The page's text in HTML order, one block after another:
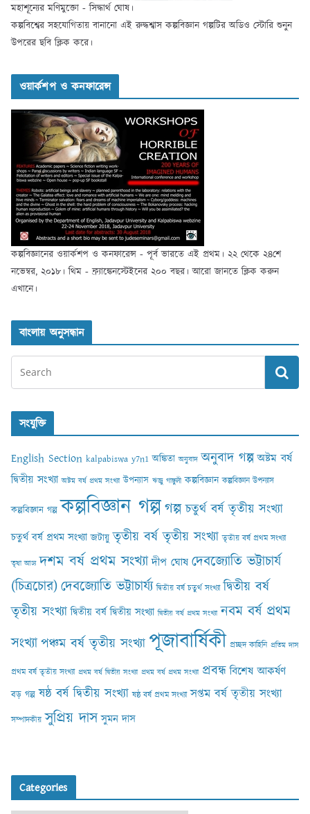
মহাশূন্যের মণিমুক্তো - সিদ্ধার্থ ঘোষ।
কল্পবিশ্বের সহযোগিতায় বানানো এই রুদ্ধশ্বাস কল্পবিজ্ঞান গল্পটির অডিও স্টোরি শুনুন
উপরের ছবি ক্লিক করে।
ওয়ার্কশপ ও কনফারেন্স
কল্পবিজ্ঞানের ওয়ার্কশপ ও কনফারেন্স - পূর্ব ভারতে এই প্রথম। ২২ থেকে ২৪শে
নভেম্বর, ২০১৮। থিম - ফ্র্যাঙ্কেনস্টেইনের ২০০ বছর। আরো জানতে ক্লিক করুন
এখানে।
বাংলায় অনুসন্ধান
সংযুক্তি
English Section kalpabiswa y7n1 অঙ্কিতা অনুবাদ অনুবাদ গল্প অষ্টম বর্ষ
দ্বিতীয় সংখ্যা অষ্টম বর্ষ প্রথম সংখ্যা উপন্যাস ঋজু গাঙ্গুলী কল্পবিজ্ঞান কল্পবিজ্ঞান উপন্যাস
কল্পবিজ্ঞান গল্প কল্পবিজ্ঞান গল্পগল্প চতুর্থ বর্ষ তৃতীয় সংখ্যা
চতুর্থ বর্ষ প্রথম সংখ্যা জটায়ু তৃতীয় বর্ষ তৃতীয় সংখ্যা তৃতীয় বর্ষ প্রথম সংখ্যা
তৃষা আঢ‍্য দশম বর্ষ প্রথম সংখ্যা দীপ ঘোষ দেবজ্যোতি ভট্টাচার্য
(চিত্রচোর)দেবজ্যোতি ভট্টাচার্য্য দ্বিতীয় বর্ষ চতুর্থ সংখ্যা দ্বিতীয় বর্ষ
তৃতীয় সংখ্যা দ্বিতীয় বর্ষ দ্বিতীয় সংখ্যা দ্বিতীয় বর্ষ প্রথম সংখ্যা নবম বর্ষ প্রথম
সংখ্যাপঞ্চম বর্ষ তৃতীয় সংখ্যা পূজাবার্ষিকী প্রচ্ছদ কাহিনি প্রতিম দাস
প্রথম বর্ষ তৃতীয় সংখ্যা প্রথম বর্ষ দ্বিতীয় সংখ্যা প্রথম বর্ষ প্রথম সংখ্যা প্রবন্ধ বিশেষ আকর্ষণ
বড় গল্প ষষ্ঠ বর্ষ দ্বিতীয় সংখ্যা ষষ্ঠ বর্ষ প্রথম সংখ্যা সপ্তম বর্ষ তৃতীয় সংখ্যা
সম্পাদকীয় সুপ্রিয় দাস সুমন দাস
Categories